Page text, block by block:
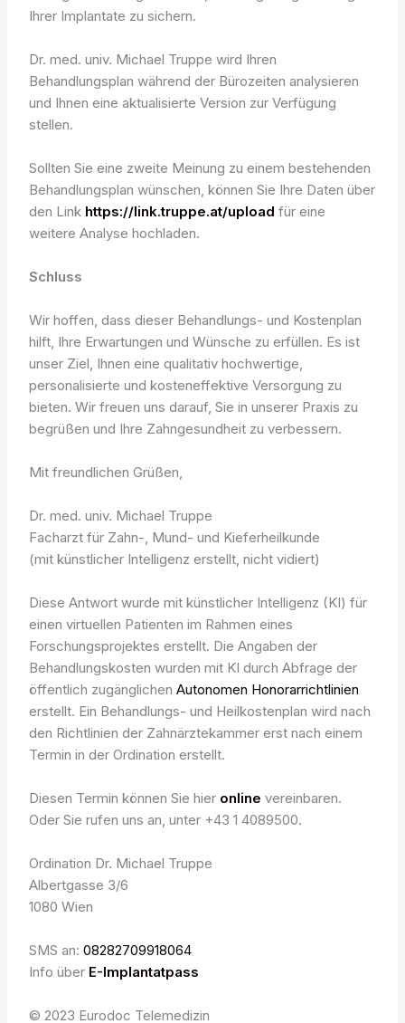
Ihrer Implantate zu sichern.
Dr. med. univ. Michael Truppe wird Ihren
Behandlungsplan während der Bürozeiten analysieren
und Ihnen eine aktualisierte Version zur Verfügung
stellen.
Sollten Sie eine zweite Meinung zu einem bestehenden
Behandlungsplan wünschen, können Sie Ihre Daten über
den Link https://link.truppe.at/upload für eine
weitere Analyse hochladen.
Schluss
Wir hoffen, dass dieser Behandlungs- und Kostenplan
hilft, Ihre Erwartungen und Wünsche zu erfüllen. Es ist
unser Ziel, Ihnen eine qualitativ hochwertige,
personalisierte und kosteneffektive Versorgung zu
bieten. Wir freuen uns darauf, Sie in unserer Praxis zu
begrüßen und Ihre Zahngesundheit zu verbessern.
Mit freundlichen Grüßen,
Dr. med. univ. Michael Truppe
Facharzt für Zahn-, Mund- und Kieferheilkunde
(mit künstlicher Intelligenz erstellt, nicht vidiert)
Diese Antwort wurde mit künstlicher Intelligenz (KI) für
einen virtuellen Patienten im Rahmen eines
Forschungsprojektes erstellt. Die Angaben der
Behandlungskosten wurden mit KI durch Abfrage der
öffentlich zugänglichenAutonomen Honorarrichtlinien
erstellt. Ein Behandlungs- und Heilkostenplan wird nach
den Richtlinien der Zahnärztekammer erst nach einem
Termin in der Ordination erstellt.
Diesen Termin können Sie hier online vereinbaren.
Oder Sie rufen uns an, unter +43 1 4089500.
Ordination Dr. Michael Truppe
Albertgasse 3/6
1080 Wien
SMS an:08282709918064
Info über E-Implantatpass
© 2023 Eurodoc Telemedizin